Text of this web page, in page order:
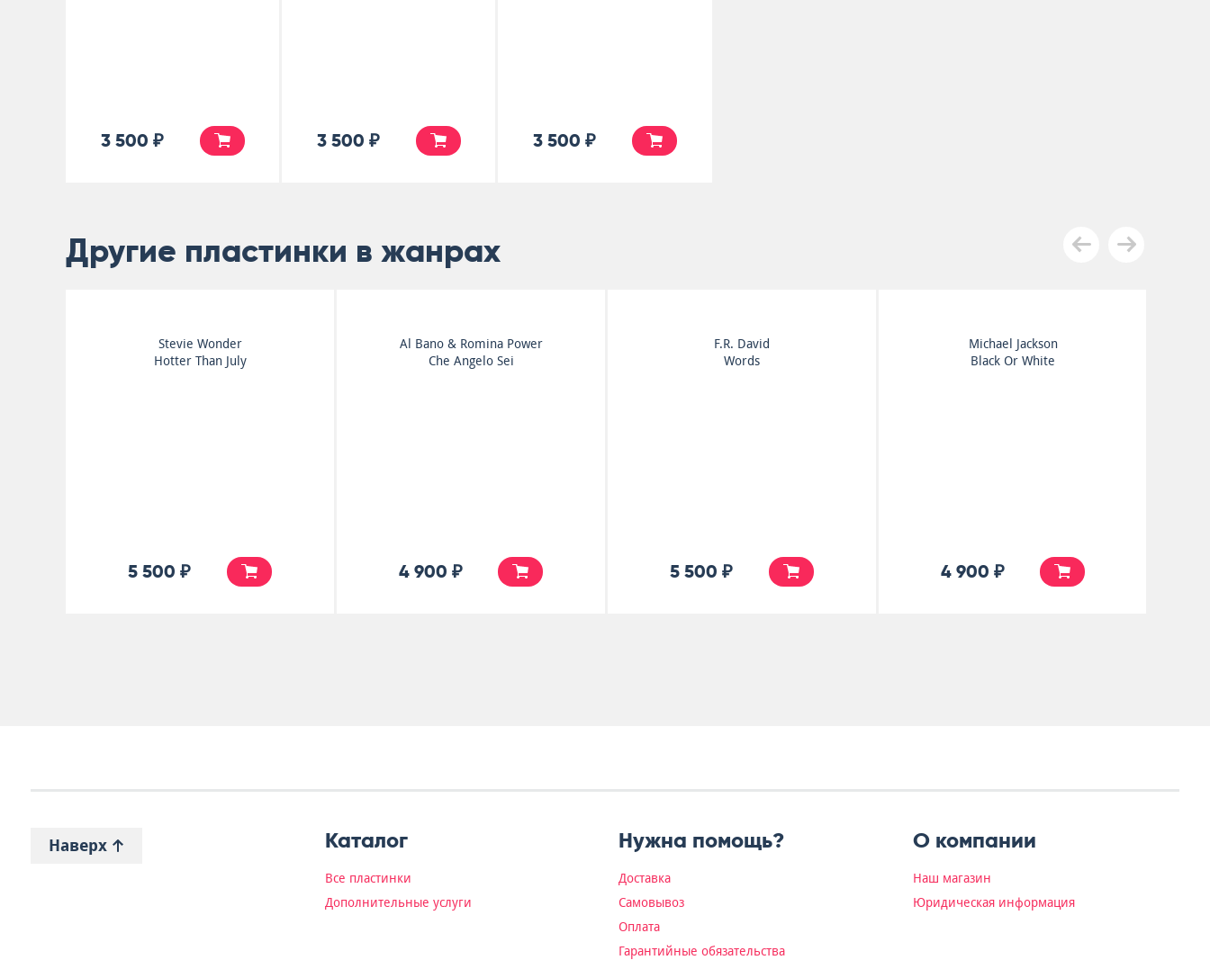
3 500 ₽ 3 500 ₽ 3 500 ₽
Другие пластинки в жанрах
Stevie Wonder
Hotter Than July
5 500 ₽
Al Bano & Romina Power
Che Angelo Sei
4 900 ₽
F.R. David
Words
5 500 ₽
Michael Jackson
Black Or White
4 900 ₽
Наверх Каталог
Все пластинки
Дополнительные услуги
Нужна помощь?
Доставка
Самовывоз
Оплата
Гарантийные обязательства
О компании
Наш магазин
Юридическая информация